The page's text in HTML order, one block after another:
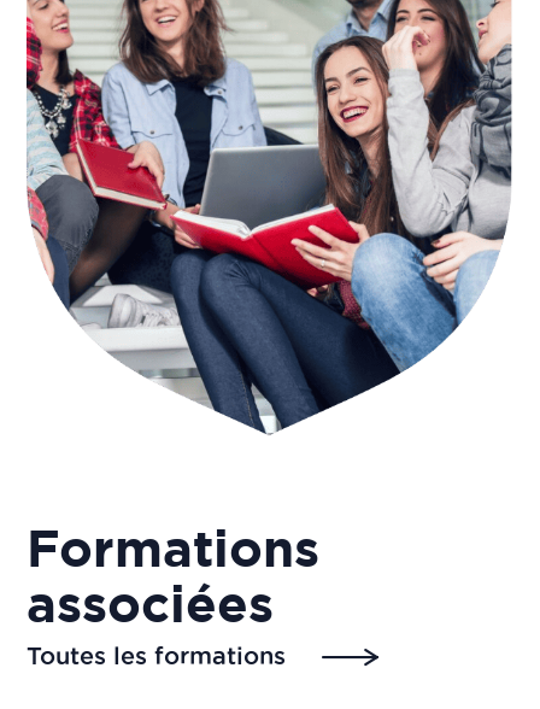
Formations
associées
Toutes les formations